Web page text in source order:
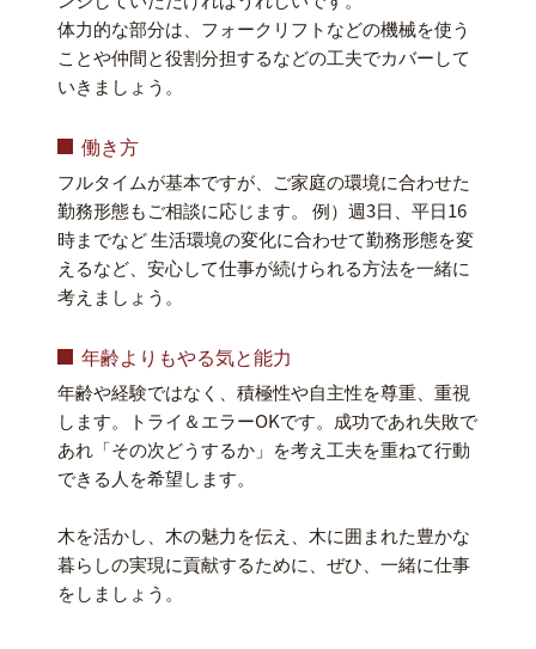
体力的な部分は、フォークリフトなどの機械を使う
ことや仲間と役割分担するなどの工夫でカバーして
いきましょう。
働き方
フルタイムが基本ですが、ご家庭の環境に合わせた
勤務形態もご相談に応じます。 例）週3日、平日16
時までなど 生活環境の変化に合わせて勤務形態を変
えるなど、安心して仕事が続けられる方法を一緒に
考えましょう。
年齢よりもやる気と能力
年齢や経験ではなく、積極性や自主性を尊重、重視
します。トライ＆エラーOKです。成功であれ失敗で
あれ「その次どうするか」を考え工夫を重ねて行動
できる人を希望します。
木を活かし、木の魅力を伝え、木に囲まれた豊かな
暮らしの実現に貢献するために、ぜひ、一緒に仕事
をしましょう。